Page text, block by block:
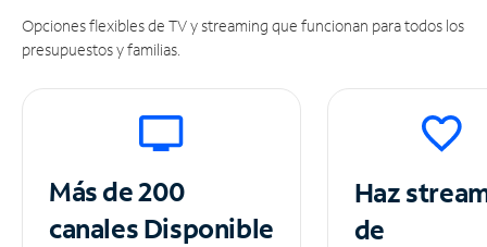
Opciones flexibles de TV y streaming que funcionan para todos los
presupuestos y familias.
Más de 200
canalesDisponible
Haz
de